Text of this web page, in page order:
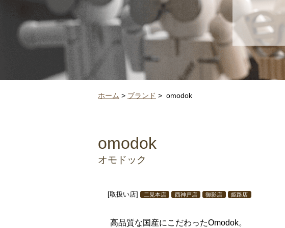
ホーム > ブランド > omodok
omodok
オモドック
[取扱い店] 二見本店 西神戸店 御影店 姫路店
高品質な国産にこだわったOmodok。